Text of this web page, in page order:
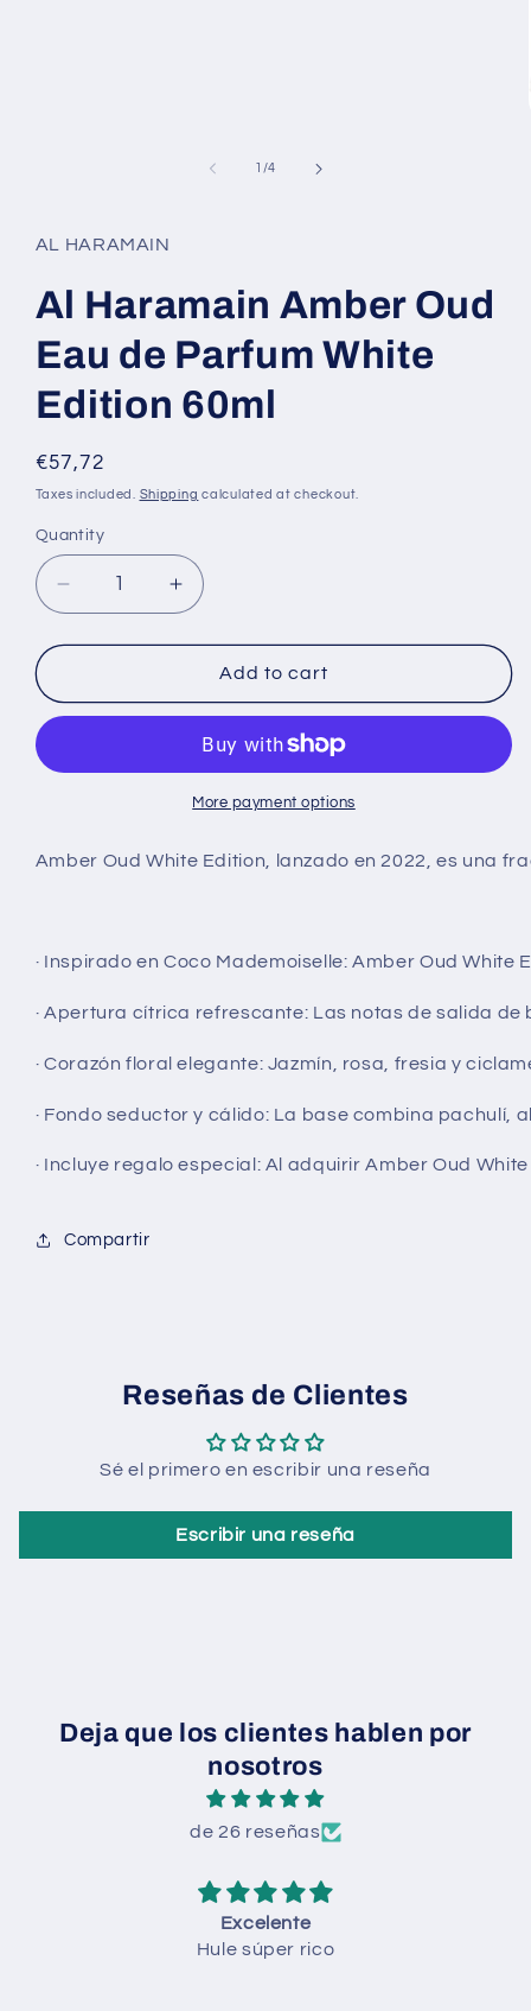
1 /of
4
AL HARAMAIN
Al Haramain Amber Oud
Eau de Parfum White
Edition 60ml
Regular
price
€57,72
Taxes included. Shipping calculated at checkout.
Quantity
Decrease
quantity
for
Haramain
Amber
Eau
White
Increase
quantity
for
Haramain
Oud
Eau
de
White
Add to cart
More payment options
Amber Oud White Edition, lanzado en 2022, es una
· Inspirado en Coco Mademoiselle: Amber Oud White
·Apertura cítrica refrescante: Las notas de salida de
·Corazón floral elegante: Jazmín, rosa, fresia y
· Fondo seductor y cálido: La base combina pachulí,
· Incluye regalo especial: Al adquirir Amber Oud
Compartir
Reseñas de Clientes
Sé el primero en escribir una reseña
Escribir una reseña
Deja que los clientes hablen por
nosotros
de 26 reseñas
Todo
Todo perfecto